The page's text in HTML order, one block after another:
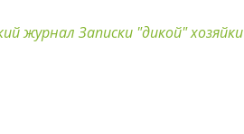
журнал Записки "дикой" хозяйки